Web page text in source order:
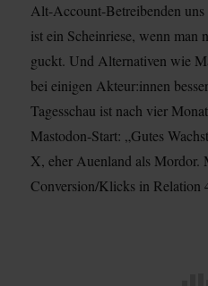
Alt-Account-Betreibenden
ist ein Scheinriese, wenn man
guckt. Und Alternativen wie
bei einigen Akteur:innen
Tagesschau ist nach vier
Mastodon-Start: „Gutes
X, eher Auenland als Mordor.
Conversion/Klicks in Relation